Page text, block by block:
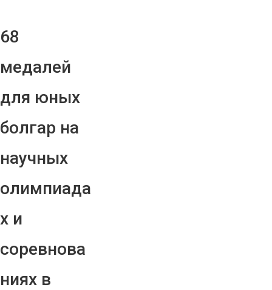
68
медалей
для юных
болгар на
научных
олимпиада
х и
соревнова
ниях в